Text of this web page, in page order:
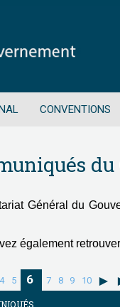
CONVENTIONS
Général du
également
4 5 6 7 8 9 10